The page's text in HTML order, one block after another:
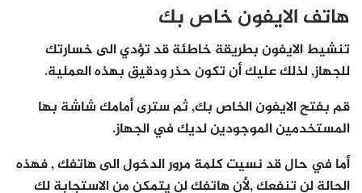
هاتف الايفون خاص بك
تنشيط الايفون بطريقة خاطئة قد تؤدي الى خسارتك
للجهاز, لذلك عليك أن تكون حذر ودقيق بهذه العملية.
قم بفتح الايفون الخاص بك, ثم سترى أمامك شاشة بها
المستخدمين الموجودين لديك في الجهاز.
أما في حال قد نسيت كلمة مرور الدخول الى هاتفك , فهذه
الحالة لن تنفعك ,لأن هاتفك لن يتمكن من الاستجابة لك